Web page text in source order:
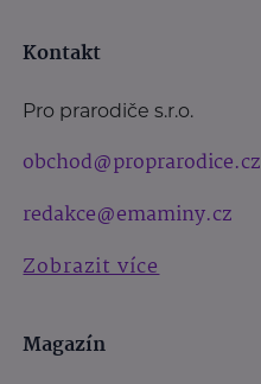
Kontakt
Pro prarodiče s.r.o.
obchod@proprarodice.cz
redakce@emaminy.cz
Zobrazit více
Magazín